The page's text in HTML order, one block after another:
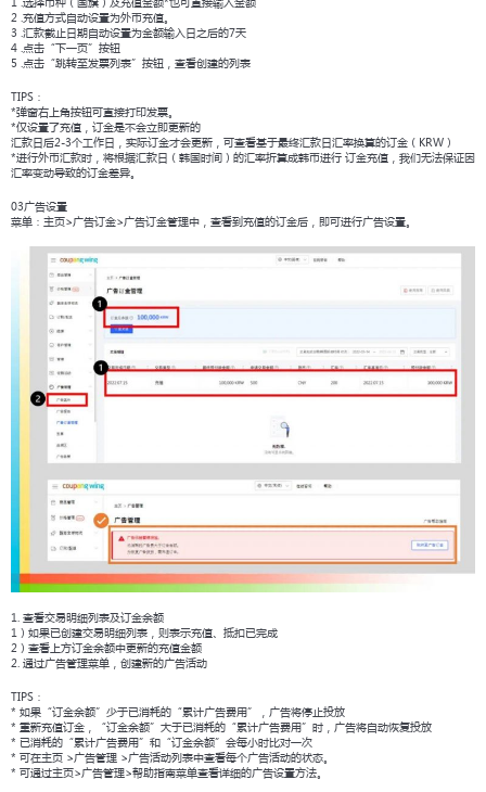
2 .充值方式自动设置为外币充值。
3 .汇款截止日期自动设置为金额输入日之后的7天
4 .点击“下一页”按钮
5 .点击“跳转至发票列表”按钮，查看创建的列表
TIPS：
*弹窗右上角按钮可直接打印发票。
*仅设置了充值，订金是不会立即更新的
汇款日后2-3个工作日，实际订金才会更新，可查看基于最终汇款日汇率换算的订金（KRW）
*进行外币汇款时，将根据汇款日（韩国时间）的汇率折算成韩币进行 订金充值，我们无法保证因
汇率变动导致的订金差异。
03广告设置
菜单：主页>广告订金>广告订金管理中，查看到充值的订金后，即可进行广告设置。
1. 查看交易明细列表及订金余额
1）如果已创建交易明细列表，则表示充值、抵扣已完成
2）查看上方订金余额中更新的充值金额
2. 通过广告管理菜单，创建新的广告活动
TIPS：
* 如果“订金余额”少于已消耗的“累计广告费用”，广告将停止投放
* 重新充值订金，“订金余额”大于已消耗的“累计广告费用”时，广告将自动恢复投放
* 已消耗的“累计广告费用”和“订金余额”会每小时比对一次
* 可在主页 >广告管理 >广告活动列表中查看每个广告活动的状态。
* 可通过主页>广告管理>帮助指南菜单查看详细的广告设置方法。